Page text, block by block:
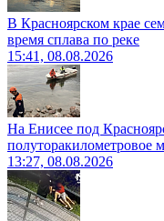
В Красноярском крае
время сплава по реке
15:41, 08.08.2026
На Енисее под
полуторакилометровое
13:27, 08.08.2026